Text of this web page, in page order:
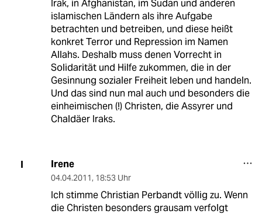
Irak, in Afghanistan, im Sudan und anderen
islamischen Ländern als ihre Aufgabe
betrachten und betreiben, und diese heißt
konkret Terror und Repression im Namen
Allahs. Deshalb muss denen Vorrecht in
Solidarität und Hilfe zukommen, die in der
Gesinnung sozialer Freiheit leben und handeln.
Und das sind nun mal auch und besonders die
einheimischen (!) Christen, die Assyrer und
Chaldäer Iraks.
I Irene
04.04.2011, 18:53 Uhr
Ich stimme Christian Perbandt völlig zu. Wenn
die Christen besonders grausam verfolgt